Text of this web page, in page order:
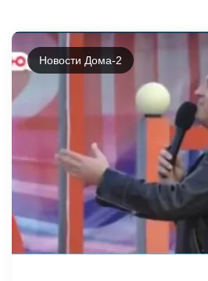
Новости Дома-2